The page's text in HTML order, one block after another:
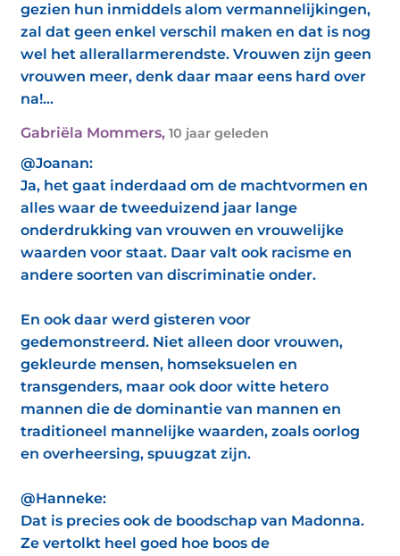
gezien hun inmiddels alom vermannelijkingen,
zal dat geen enkel verschil maken en dat is nog
wel het allerallarmerendste. Vrouwen zijn geen
vrouwen meer, denk daar maar eens hard over
na!...
Gabriëla Mommers, 10 jaar geleden
@Joanan:
Ja, het gaat inderdaad om de machtvormen en
alles waar de tweeduizend jaar lange
onderdrukking van vrouwen en vrouwelijke
waarden voor staat. Daar valt ook racisme en
andere soorten van discriminatie onder.
En ook daar werd gisteren voor
gedemonstreerd. Niet alleen door vrouwen,
gekleurde mensen, homseksuelen en
transgenders, maar ook door witte hetero
mannen die de dominantie van mannen en
traditioneel mannelijke waarden, zoals oorlog
en overheersing, spuugzat zijn.
@Hanneke:
Dat is precies ook de boodschap van Madonna.
Ze vertolkt heel goed hoe boos de